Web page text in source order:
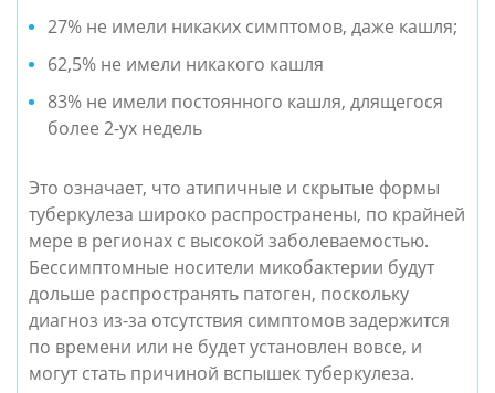
27% не имели никаких симптомов, даже кашля;
62,5% не имели никакого кашля
83% не имели постоянного кашля, длящегося
более 2-ух недель
Это означает, что атипичные и скрытые формы
туберкулеза широко распространены, по крайней
мере в регионах с высокой заболеваемостью.
Бессимптомные носители микобактерии будут
дольше распространять патоген, поскольку
диагноз из-за отсутствия симптомов задержится
по времени или не будет установлен вовсе, и
могут стать причиной вспышек туберкулеза.